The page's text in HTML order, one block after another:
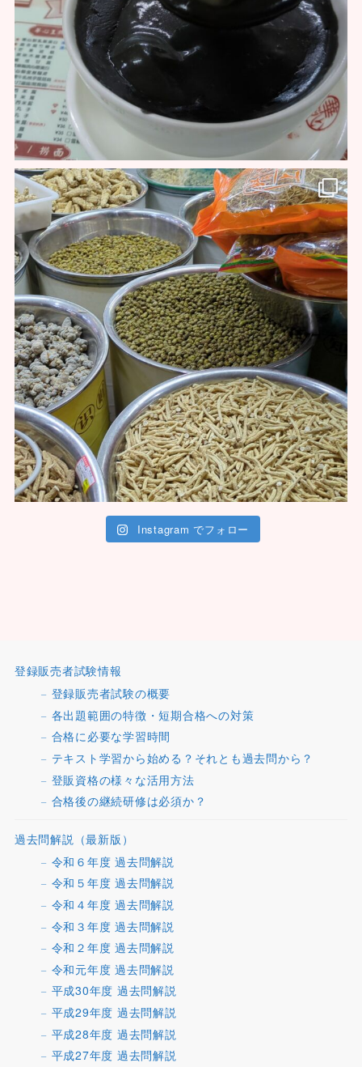
Instagram でフォロー
登録販売者試験情報
登録販売者試験の概要
各出題範囲の特徴・短期合格への対策
合格に必要な学習時間
テキスト学習から始める？それとも過去問から？
登販資格の様々な活用方法
合格後の継続研修は必須か？
過去問解説（最新版）
令和６年度 過去問解説
令和５年度 過去問解説
令和４年度 過去問解説
令和３年度 過去問解説
令和２年度 過去問解説
令和元年度 過去問解説
平成30年度 過去問解説
平成29年度 過去問解説
平成28年度 過去問解説
平成27年度 過去問解説